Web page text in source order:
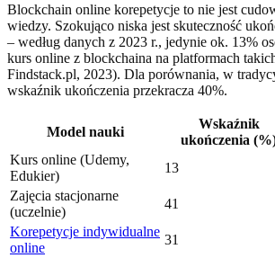
Blockchain online korepetycje to nie jest
wiedzy. Szokująco niska jest skuteczność
– według danych z 2023 r., jedynie ok. 13%
kurs online z blockchaina na platformach
Findstack.pl, 2023). Dla porównania, w
wskaźnik ukończenia przekracza 40%.
Model nauki
Wskaźnik
ukończenia
Kurs online (Udemy,
Edukier)
13
Zajęcia stacjonarne
(uczelnie)
41
Korepetycje indywidualne
online
31